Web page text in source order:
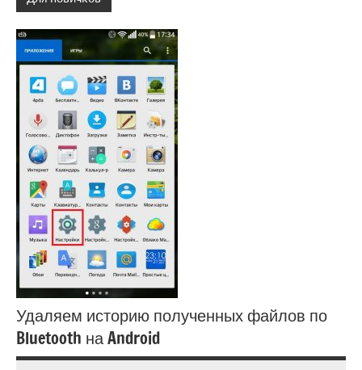
Удаляем историю полученных файлов по
Bluetooth на Android